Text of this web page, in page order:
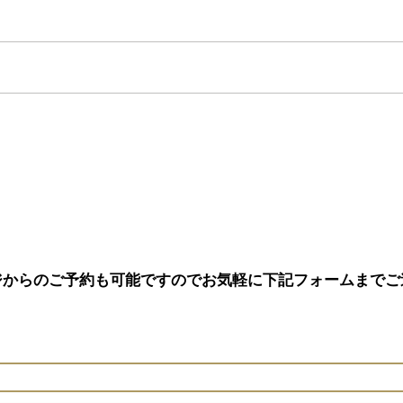
らのご予約も可能ですのでお気軽に下記フォームまで